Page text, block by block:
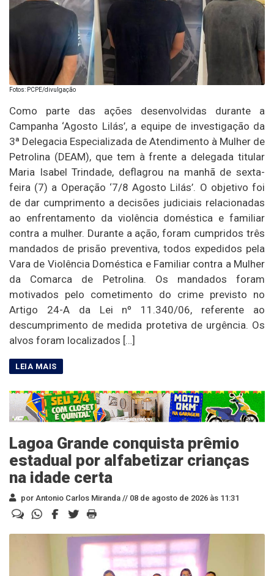
Fotos: PCPE/divulgação
Como parte das ações desenvolvidas durante a
Campanha ‘Agosto Lilás’, a equipe de investigação da
3ª Delegacia Especializada de Atendimento à Mulher de
Petrolina (DEAM), que tem à frente a delegada titular
Maria Isabel Trindade, deflagrou na manhã de sexta-
feira (7) a Operação ‘7/8 Agosto Lilás’. O objetivo foi
de dar cumprimento a decisões judiciais relacionadas
ao enfrentamento da violência doméstica e familiar
contra a mulher. Durante a ação, foram cumpridos três
mandados de prisão preventiva, todos expedidos pela
Vara de Violência Doméstica e Familiar contra a Mulher
da Comarca de Petrolina. Os mandados foram
motivados pelo cometimento do crime previsto no
Artigo 24-A da Lei nº 11.340/06, referente ao
descumprimento de medida protetiva de urgência. Os
alvos foram localizados […]
Lagoa Grande conquista prêmio
estadual por alfabetizar crianças
na idade certa
por Antonio Carlos Miranda // 08 de agosto de 2026 às 11:31